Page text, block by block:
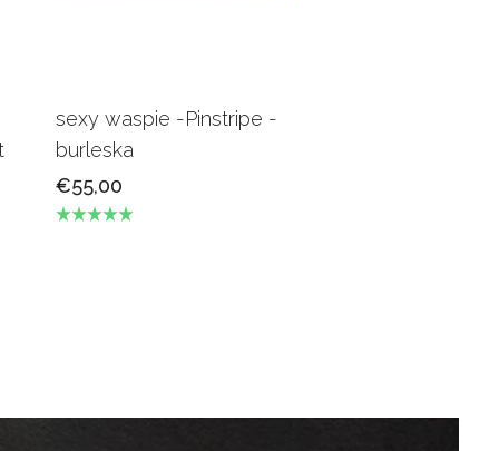
sexy waspie -Pinstripe -
burleska
€55,00